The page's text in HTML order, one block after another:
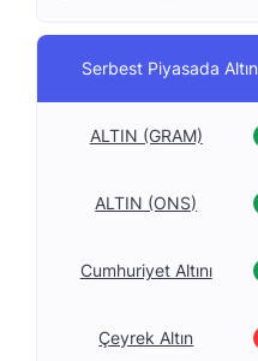
Serbest Piyasada Altın
ALTIN (GRAM)
ALTIN (ONS)
Cumhuriyet Altını
Çeyrek Altın